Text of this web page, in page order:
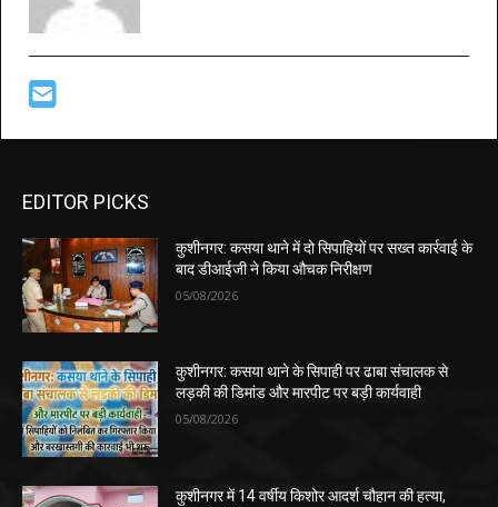
EDITOR PICKS
कुशीनगर: कसया थाने में दो सिपाहियों पर सख्त कार्रवाई के
बाद डीआईजी ने किया औचक निरीक्षण
05/08/2026
कुशीनगर: कसया थाने के सिपाही पर ढाबा संचालक से
लड़की की डिमांड और मारपीट पर बड़ी कार्यवाही
05/08/2026
कुशीनगर में 14 वर्षीय किशोर आदर्श चौहान की हत्या,